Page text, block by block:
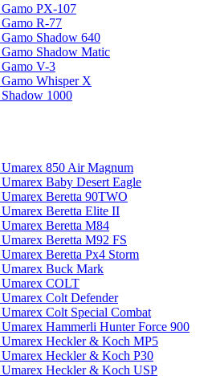
PX-107
R-77
Shadow 640
Shadow Matic
V-3
Whisper X
1000
850 Air Magnum
Baby Desert Eagle
Beretta 90TWO
Beretta Elite II
Beretta M84
Beretta M92 FS
Beretta Px4 Storm
Buck Mark
COLT
Colt Defender
Colt Special Combat
Hammerli Hunter Force 900
Heckler & Koch MP5
Heckler & Koch P30
Heckler & Koch USP